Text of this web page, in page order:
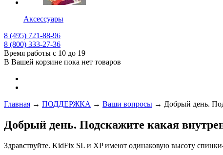
Аксессуары
8 (495) 721-88-96
8 (800) 333-27-36
Время работы с 10 до 19
В Вашей корзине пока нет товаров
Главная → ПОДДЕРЖКА → Ваши вопросы → Добрый день.
Добрый день. Подскажите какая
Здравствуйте. KidFix SL и XP имеют одинаковую высоту